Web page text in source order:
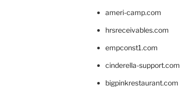
ameri-camp.com
hrsreceivables.com
empconst1.com
cinderella-support.com
bigpinkrestaurant.com